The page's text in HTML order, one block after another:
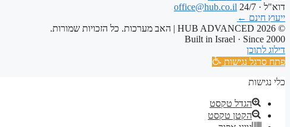
דוא"ל · 24/7
office@hub.co.il
ייעוץ חינם ←
© 2026 HUB ADVANCED | האב מערכות. כל הזכויות שמורות.
Built in Israel · Since 2000
דילוג לתוכן
פתח סרגל נגישות
כלי נגישות
הגדל טקסט
הקטן טקסט